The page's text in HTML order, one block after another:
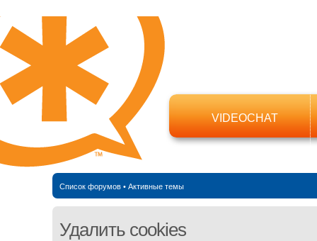
VIDEOCHAT
Список форумов• Активные темы
Удалить cookies